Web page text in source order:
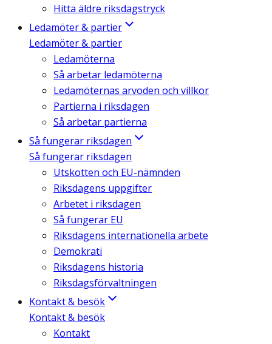
Hitta äldre riksdagstryck
Ledamöter & partier
Ledamöter & partier
Ledamöterna
Så arbetar ledamöterna
Ledamöternas arvoden och villkor
Partierna i riksdagen
Så arbetar partierna
Så fungerar riksdagen
Så fungerar riksdagen
Utskotten och EU-nämnden
Riksdagens uppgifter
Arbetet i riksdagen
Så fungerar EU
Riksdagens internationella arbete
Demokrati
Riksdagens historia
Riksdagsförvaltningen
Kontakt & besök
Kontakt & besök
Kontakt